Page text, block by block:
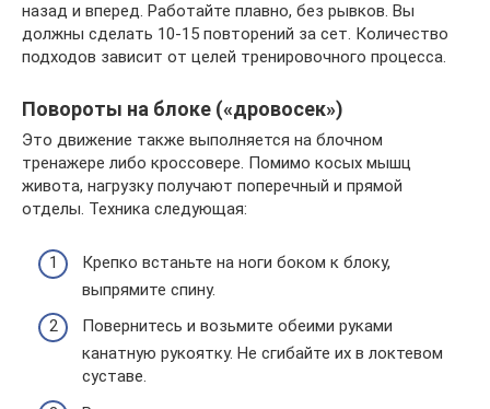
назад и вперед. Работайте плавно, без рывков. Вы
должны сделать 10-15 повторений за сет. Количество
подходов зависит от целей тренировочного процесса.
Повороты на блоке («дровосек»)
Это движение также выполняется на блочном
тренажере либо кроссовере. Помимо косых мышц
живота, нагрузку получают поперечный и прямой
отделы. Техника следующая:
Крепко встаньте на ноги боком к блоку,
выпрямите спину.
Повернитесь и возьмите обеими руками
канатную рукоятку. Не сгибайте их в локтевом
суставе.